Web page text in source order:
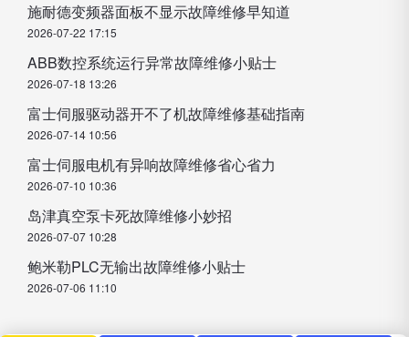
施耐德变频器面板不显示故障维修早知道
2026-07-22 17:15
ABB数控系统运行异常故障维修小贴士
2026-07-18 13:26
富士伺服驱动器开不了机故障维修基础指南
2026-07-14 10:56
富士伺服电机有异响故障维修省心省力
2026-07-10 10:36
岛津真空泵卡死故障维修小妙招
2026-07-07 10:28
鲍米勒PLC无输出故障维修小贴士
2026-07-06 11:10